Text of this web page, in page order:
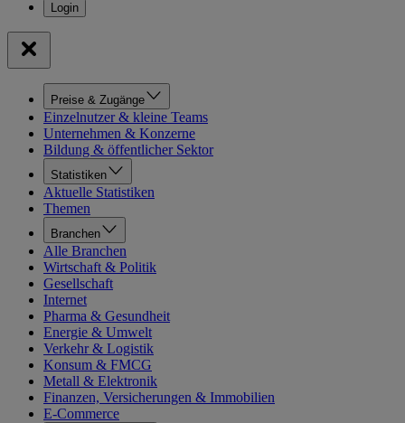
Preise & Zugänge
Einzelnutzer & kleine Teams
Unternehmen & Konzerne
Bildung & öffentlicher Sektor
Statistiken
Aktuelle Statistiken
Themen
Branchen
Alle Branchen
Wirtschaft & Politik
Gesellschaft
Internet
Pharma & Gesundheit
Energie & Umwelt
Verkehr & Logistik
Konsum & FMCG
Metall & Elektronik
Finanzen, Versicherungen & Immobilien
E-Commerce